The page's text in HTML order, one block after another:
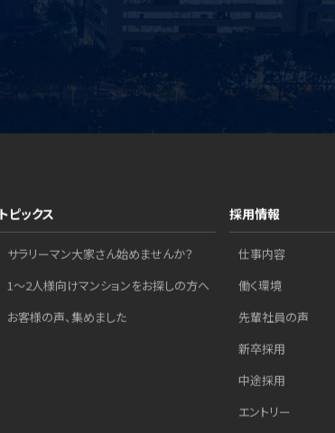
トピックス
サラリーマン大家さん始めませんか？
1～2人様向けマンションをお探しの方へ
お客様の声、集めました
採用情報
仕事内容
働く環境
先輩社員の声
新卒採用
中途採用
エントリー